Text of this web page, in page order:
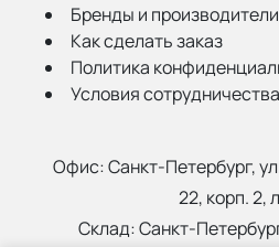
Бренды и производители
Как сделать заказ
Политика
Условия сотрудничества
Офис:Санкт-Петербург,
22, корп. 2,
Склад:Санкт-